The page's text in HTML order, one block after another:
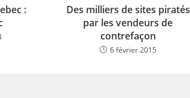
:
Des milliers de sites piratés
par les vendeurs de
contrefaçon
6 février 2015